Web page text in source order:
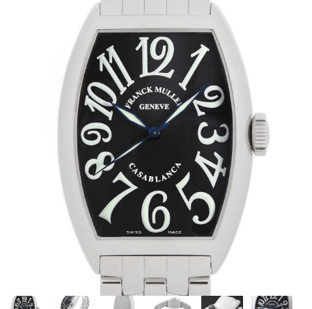
全てのブランドを見
ロレックス
パテック
フィリップ
オーデマピゲ ウブロ カルティエ